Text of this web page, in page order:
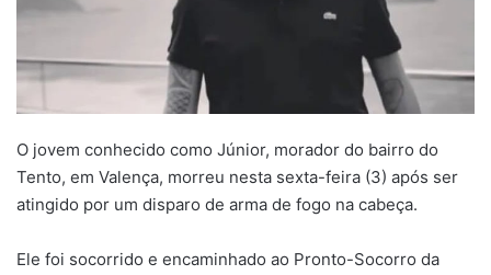
O jovem conhecido como Júnior, morador do bairro do
Tento, em Valença, morreu nesta sexta-feira (3) após ser
atingido por um disparo de arma de fogo na cabeça.
Ele foi socorrido e encaminhado ao Pronto-Socorro da